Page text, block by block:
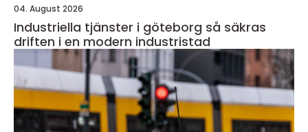
04. August 2026
Industriella tjänster i göteborg så säkras
driften i en modern industristad